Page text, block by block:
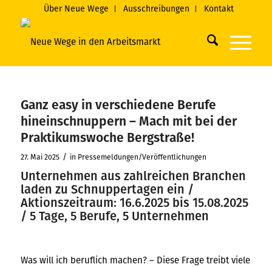
Über Neue Wege Ausschreibungen Kontakt
Ganz easy in verschiedene Berufe
hineinschnuppern – Mach mit bei der
Praktikumswoche Bergstraße!
27. Mai 2025 / in Pressemeldungen/Veröffentlichungen
Unternehmen aus zahlreichen Branchen
laden zu Schnuppertagen ein /
Aktionszeitraum: 16.6.2025 bis 15.08.2025
/ 5 Tage, 5 Berufe, 5 Unternehmen
Was will ich beruflich machen? – Diese Frage treibt viele